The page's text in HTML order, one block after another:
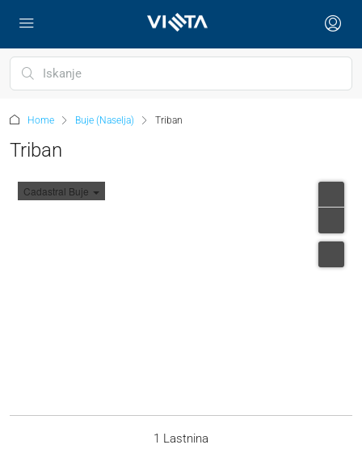
Home Buje (Naselja) Triban
Triban
Cadastral Buje
1 Lastnina